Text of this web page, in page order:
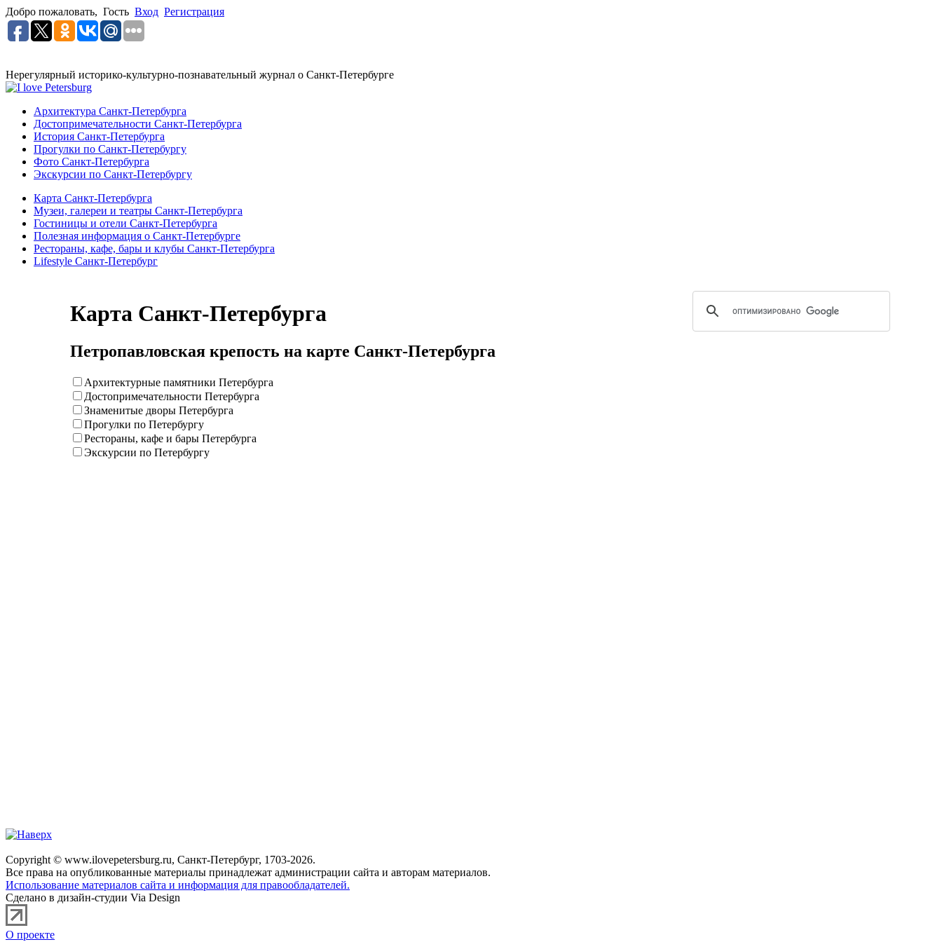
Добро пожаловать, Гость Вход Регистрация
Нерегулярный историко-культурно-познавательный журнал о Санкт-Петербурге
Архитектура Санкт-Петербурга
Достопримечательности Санкт-Петербурга
История Санкт-Петербурга
Прогулки по Санкт-Петербургу
Фото Санкт-Петербурга
Экскурсии по Санкт-Петербургу
Карта Санкт-Петербурга
Музеи, галереи и театры Санкт-Петербурга
Гостиницы и отели Санкт-Петербурга
Полезная информация о Санкт-Петербурге
Рестораны, кафе, бары и клубы Санкт-Петербурга
Lifestyle Санкт-Петербург
Карта Санкт-Петербурга
Петропавловская крепость на карте Санкт-Петербурга
Архитектурные памятники Петербурга
Достопримечательности Петербурга
Знаменитые дворы Петербурга
Прогулки по Петербургу
Рестораны, кафе и бары Петербурга
Экскурсии по Петербургу
Copyright © www.ilovepetersburg.ru, Санкт-Петербург, 1703-2026.
Все права на опубликованные материалы принадлежат администрации сайта и авторам материалов.
Использование материалов сайта и информация для правообладателей.
Сделано в дизайн-студии Via Design
О проекте